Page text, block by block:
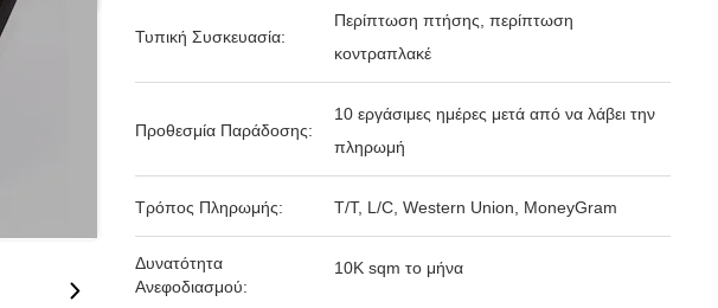
Τυπική Συσκευασία:
Περίπτωση πτήσης, περίπτωση
κοντραπλακέ
Προθεσμία Παράδοσης:
10 εργάσιμες ημέρες μετά από να λάβει την
πληρωμή
Τρόπος Πληρωμής: T/T, L/C, Western Union, MoneyGram
Δυνατότητα
Ανεφοδιασμού:
10K sqm το μήνα